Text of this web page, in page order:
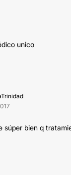
unico
súper bien q